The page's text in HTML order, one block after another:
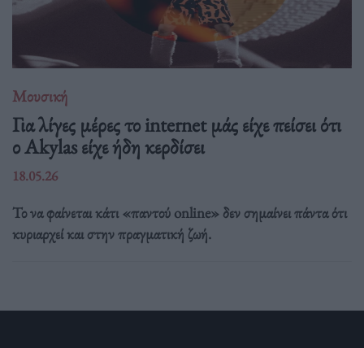
Μουσική
Για λίγες μέρες το internet μάς είχε πείσει ότι
ο Akylas είχε ήδη κερδίσει
18.05.26
Το να φαίνεται κάτι «παντού online» δεν σημαίνει πάντα ότι
κυριαρχεί και στην πραγματική ζωή.